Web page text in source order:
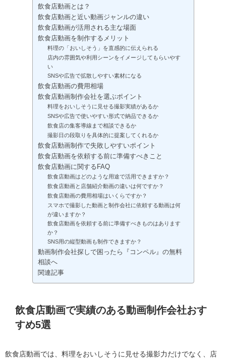
飲食店動画とは？
飲食店動画と近い動画ジャンルの違い
飲食店動画が活用される主な場面
飲食店動画を制作するメリット
料理の「おいしそう」を直感的に伝えられる
店内の雰囲気や利用シーンをイメージしてもらいやす
い
SNSや広告で拡散しやすい素材になる
飲食店動画の費用相場
飲食店動画制作会社を選ぶポイント
料理をおいしそうに見せる撮影実績があるか
SNSや広告で使いやすい形式で納品できるか
飲食店の集客導線まで相談できるか
撮影日の段取りを具体的に提案してくれるか
飲食店動画制作で失敗しやすいポイント
飲食店動画を依頼する前に準備すべきこと
飲食店動画に関するFAQ
飲食店動画はどのような用途で活用できますか？
飲食店動画と店舗紹介動画の違いは何ですか？
飲食店動画の費用相場はいくらですか？
スマホで撮影した動画と制作会社に依頼する動画は何
が違いますか？
飲食店動画を依頼する前に準備すべきものはあります
か？
SNS用の縦型動画も制作できますか？
動画制作会社探しで困ったら『コンペル』の無料
相談へ
関連記事
飲食店動画で実績のある動画制作会社おす
すめ5選
飲食店動画では、料理をおいしそうに見せる撮影力だけでなく、店